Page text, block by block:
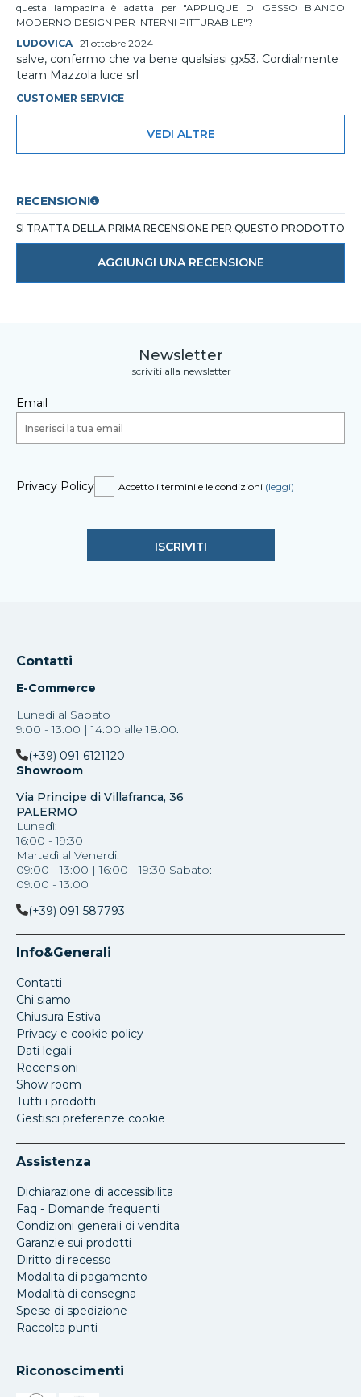
questa lampadina è adatta per "APPLIQUE DI GESSO BIANCO
MODERNO DESIGN PER INTERNI PITTURABILE"?
LUDOVICA · 21 ottobre 2024
salve, confermo che va bene qualsiasi gx53. Cordialmente
team Mazzola luce srl
CUSTOMER SERVICE
VEDI ALTRE
RECENSIONI
SI TRATTA DELLA PRIMA RECENSIONE PER QUESTO PRODOTTO
AGGIUNGI UNA RECENSIONE
Newsletter
Iscriviti alla newsletter
Email
Privacy Policy Accetto i termini e le condizioni (leggi)
Contatti
E-Commerce
Lunedì al Sabato
9:00 - 13:00 | 14:00 alle 18:00.
(+39) 091 6121120
Showroom
Via Principe di Villafranca, 36
PALERMO
Lunedì:
16:00 - 19:30
Martedì al Venerdi:
09:00 - 13:00 | 16:00 - 19:30 Sabato:
09:00 - 13:00
(+39) 091 587793
Info&Generali
Contatti
Chi siamo
Chiusura Estiva
Privacy e cookie policy
Dati legali
Recensioni
Show room
Tutti i prodotti
Gestisci preferenze cookie
Assistenza
Dichiarazione di accessibilita
Faq - Domande frequenti
Condizioni generali di vendita
Garanzie sui prodotti
Diritto di recesso
Modalita di pagamento
Modalità di consegna
Spese di spedizione
Raccolta punti
Riconoscimenti